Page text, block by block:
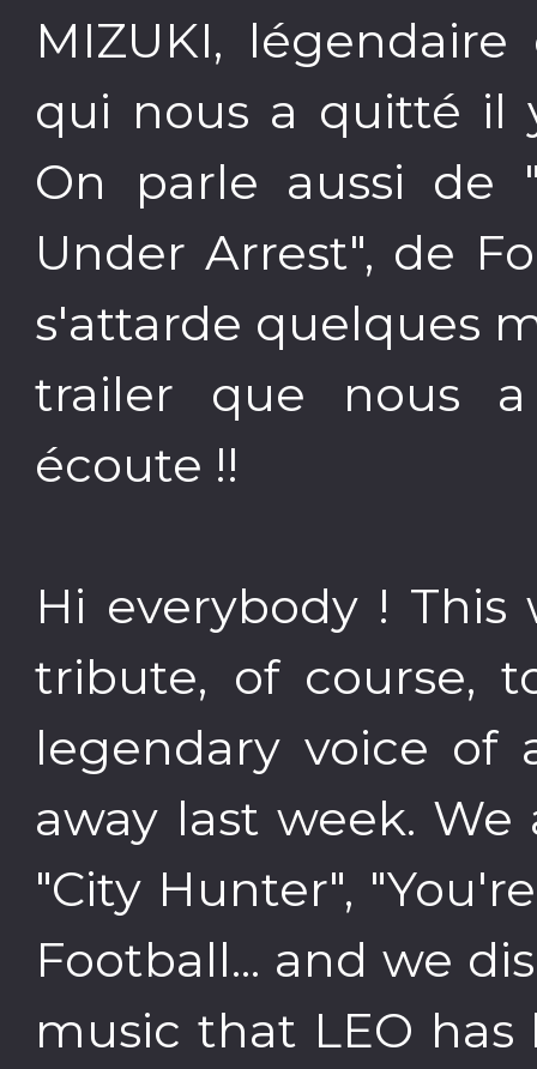
MIZUKI,
qui nous a quitté il
On parle aussi de
Under Arrest", de
s'attarde quelques
trailer que nous
écoute !!
Hi everybody ! This
tribute, of course,
legendary voice of
away last week.
"City Hunter",
Football... and we
music that LEO